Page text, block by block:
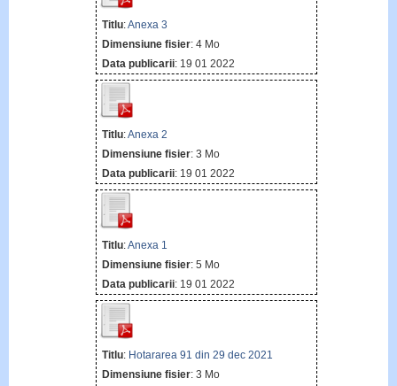
Titlu:Anexa 3
Dimensiune fisier: 4 Mo
Data publicarii: 19 01 2022
Titlu:Anexa 2
Dimensiune fisier: 3 Mo
Data publicarii: 19 01 2022
Titlu:Anexa 1
Dimensiune fisier: 5 Mo
Data publicarii: 19 01 2022
Titlu: Hotararea 91 din 29 dec 2021
Dimensiune fisier: 3 Mo